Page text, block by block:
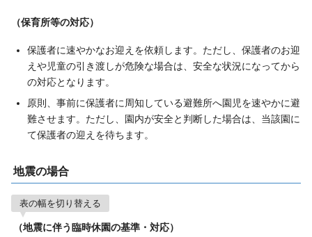
（保育所等の対応）
保護者に速やかなお迎えを依頼します。ただし、保護者のお迎
えや児童の引き渡しが危険な場合は、安全な状況になってから
の対応となります。
原則、事前に保護者に周知している避難所へ園児を速やかに避
難させます。ただし、園内が安全と判断した場合は、当該園に
て保護者の迎えを待ちます。
地震の場合
表の幅を切り替える
（地震に伴う臨時休園の基準・対応）